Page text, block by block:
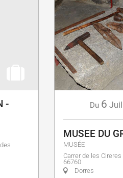
-
Du 6
MUSEE DU
MUSÉE
Carrer de les Cireres
66760
Dorres